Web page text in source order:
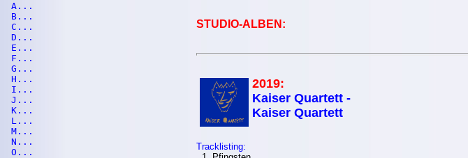
STUDIO-ALBEN:
2019:
Kaiser Quartett -
Kaiser Quartett
Tracklisting:
A...
B...
C...
D...
E...
F...
G...
H...
I...
J...
K...
L...
M...
N...
O...